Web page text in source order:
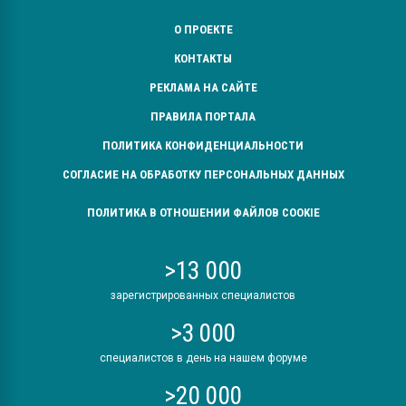
О ПРОЕКТЕ
КОНТАКТЫ
РЕКЛАМА НА САЙТЕ
ПРАВИЛА ПОРТАЛА
ПОЛИТИКА КОНФИДЕНЦИАЛЬНОСТИ
СОГЛАСИЕ НА ОБРАБОТКУ ПЕРСОНАЛЬНЫХ ДАННЫХ
ПОЛИТИКА В ОТНОШЕНИИ ФАЙЛОВ COOKIE
>13 000
зарегистрированных специалистов
>3 000
специалистов в день на нашем форуме
>20 000